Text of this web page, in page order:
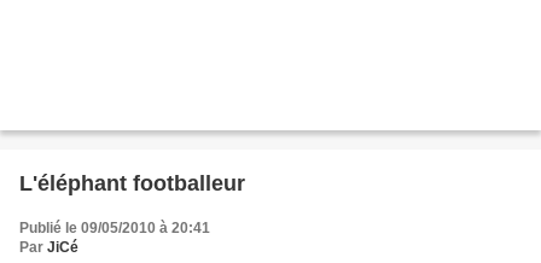
L'éléphant footballeur
Publié le 09/05/2010 à 20:41
Par JiCé